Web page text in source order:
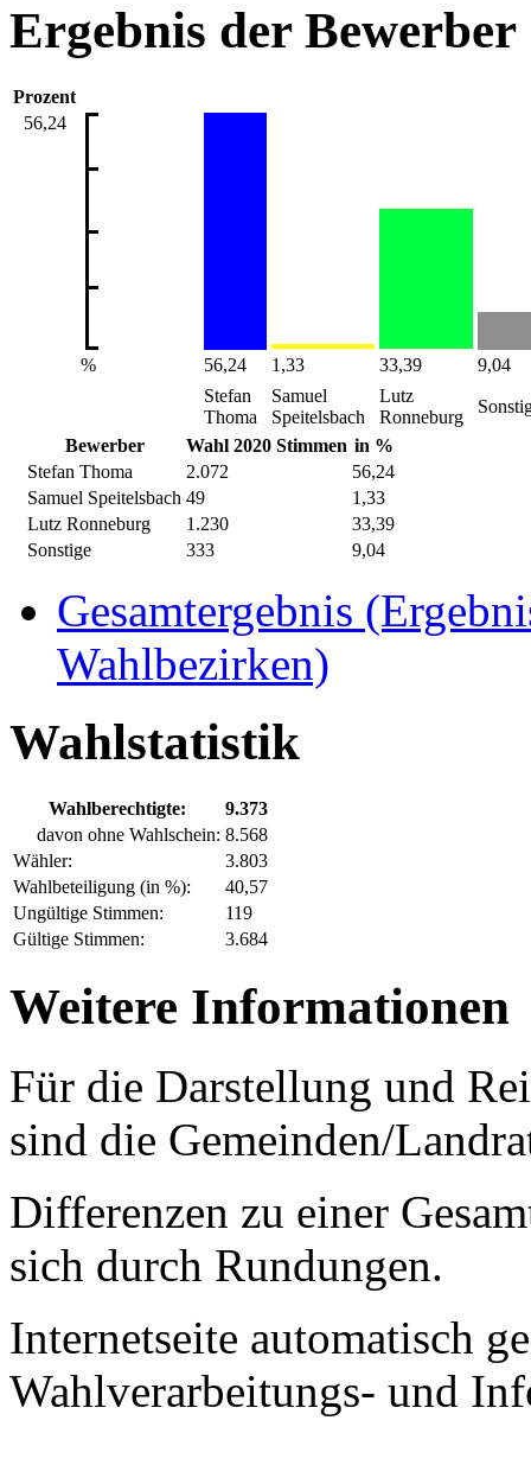
Ergebnis der Bewerber
Prozent
56,24
% 56,24 1,33 33,39
9,04
Stefan
Thoma
Samuel
Speitelsbach
Lutz
Ronneburg
Bewerber
Wahl 2020 Stimmen in %
Stefan Thoma
2.072
56,24
Samuel Speitelsbach 49
1,33
Lutz Ronneburg
1.230
33,39
Sonstige
333 9,04
Gesamtergebnis
Wahlbezirken)
Wahlstatistik
Wahlberechtigte:
9.373
davon ohne Wahlschein: 8.568
Wähler:
3.803
Wahlbeteiligung (in %):
40,57
Ungültige Stimmen:
119
Gültige Stimmen:
3.684
Weitere Informationen
Für die Darstellung und
sind die Gemeinden/
Differenzen zu einer
sich durch Rundungen.
Internetseite automatisch
Wahlverarbeitungs- und